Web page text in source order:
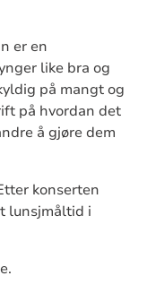
er en
like bra og
på mangt og
på hvordan det
å gjøre dem
konserten
lunsjmåltid i